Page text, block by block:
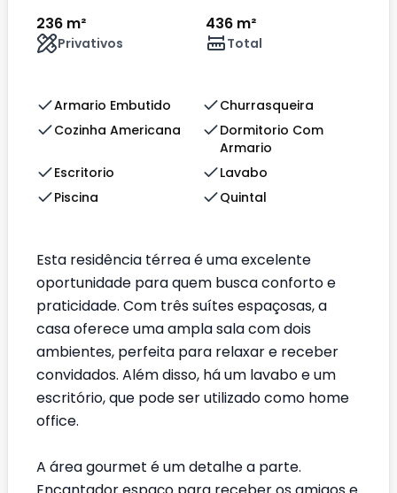
236 m²
Privativos
436 m²
Total
Armario Embutido
Churrasqueira
Cozinha Americana
Dormitorio Com
Armario
Escritorio
Lavabo
Piscina
Quintal
Esta residência térrea é uma excelente
oportunidade para quem busca conforto e
praticidade. Com três suítes espaçosas, a
casa oferece uma ampla sala com dois
ambientes, perfeita para relaxar e receber
convidados. Além disso, há um lavabo e um
escritório, que pode ser utilizado como home
office.
A área gourmet é um detalhe a parte.